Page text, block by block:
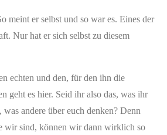
meint er selbst und so war es. Eines der
Nur hat er sich selbst zu diesem
echten und den, für den ihn die
geht es hier. Seid ihr also das, was ihr
andere über euch denken? Denn
wir sind, können wir dann wirklich so